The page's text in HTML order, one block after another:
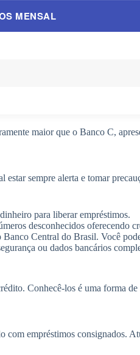
MENSAL
maior que o Banco C,
sempre alerta e tomar
para liberar empréstimos.
desconhecidos oferecendo
Banco Central do Brasil. Você
ou dados bancários
Conhecê-los é uma forma
empréstimos consignados.